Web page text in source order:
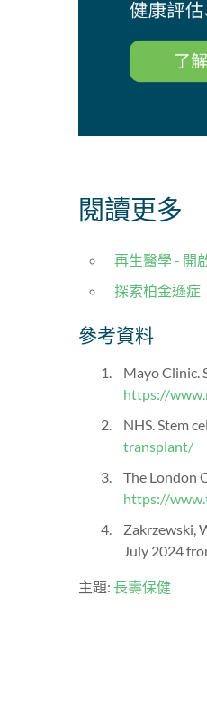
閱讀更多
再生醫學 - 開
探索柏金遜症
參考資料
Mayo Clinic.
https://
NHS. Stem
transplant/
The London
https://
Zakrzewski,
July 2024
主題: 長壽保健